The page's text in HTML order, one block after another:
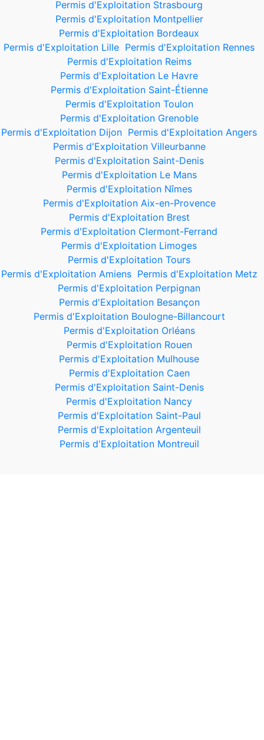
Permis d'Exploitation Strasbourg
Permis d'Exploitation Montpellier
Permis d'Exploitation Bordeaux
Permis d'Exploitation Lille Permis d'Exploitation Rennes
Permis d'Exploitation Reims
Permis d'Exploitation Le Havre
Permis d'Exploitation Saint-Étienne
Permis d'Exploitation Toulon
Permis d'Exploitation Grenoble
Permis d'Exploitation Dijon Permis d'Exploitation Angers
Permis d'Exploitation Villeurbanne
Permis d'Exploitation Saint-Denis
Permis d'Exploitation Le Mans
Permis d'Exploitation Nîmes
Permis d'Exploitation Aix-en-Provence
Permis d'Exploitation Brest
Permis d'Exploitation Clermont-Ferrand
Permis d'Exploitation Limoges
Permis d'Exploitation Tours
Permis d'Exploitation Amiens Permis d'Exploitation Metz
Permis d'Exploitation Perpignan
Permis d'Exploitation Besançon
Permis d'Exploitation Boulogne-Billancourt
Permis d'Exploitation Orléans
Permis d'Exploitation Rouen
Permis d'Exploitation Mulhouse
Permis d'Exploitation Caen
Permis d'Exploitation Saint-Denis
Permis d'Exploitation Nancy
Permis d'Exploitation Saint-Paul
Permis d'Exploitation Argenteuil
Permis d'Exploitation Montreuil